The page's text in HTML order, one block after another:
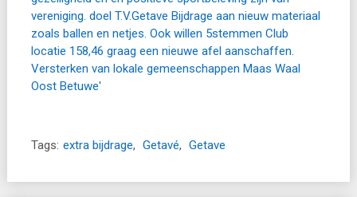
Tags: extra bijdrage, Getavé, Getave